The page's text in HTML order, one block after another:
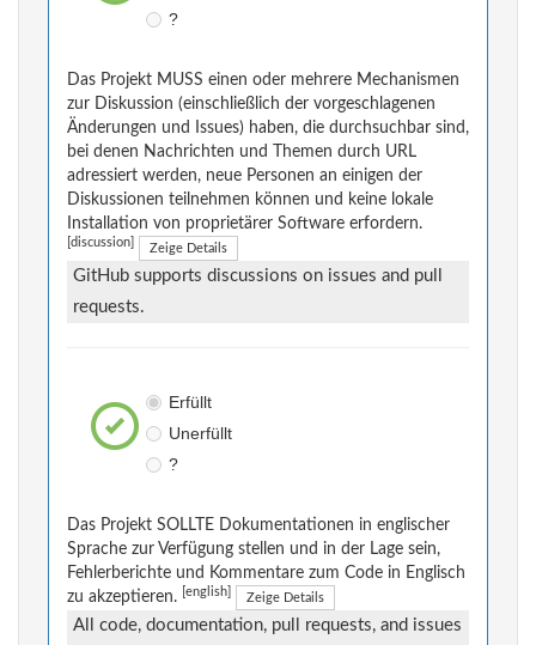
?
Das Projekt MUSS einen oder mehrere Mechanismen
zur Diskussion (einschließlich der vorgeschlagenen
Änderungen und Issues) haben, die durchsuchbar sind,
bei denen Nachrichten und Themen durch URL
adressiert werden, neue Personen an einigen der
Diskussionen teilnehmen können und keine lokale
Installation von proprietärer Software erfordern.
[discussion] Zeige Details
GitHub supports discussions on issues and pull
requests.
Erfüllt
Unerfüllt
?
Das Projekt SOLLTE Dokumentationen in englischer
Sprache zur Verfügung stellen und in der Lage sein,
Fehlerberichte und Kommentare zum Code in Englisch
zu akzeptieren.
[english] Zeige Details
All code, documentation, pull requests, and issues